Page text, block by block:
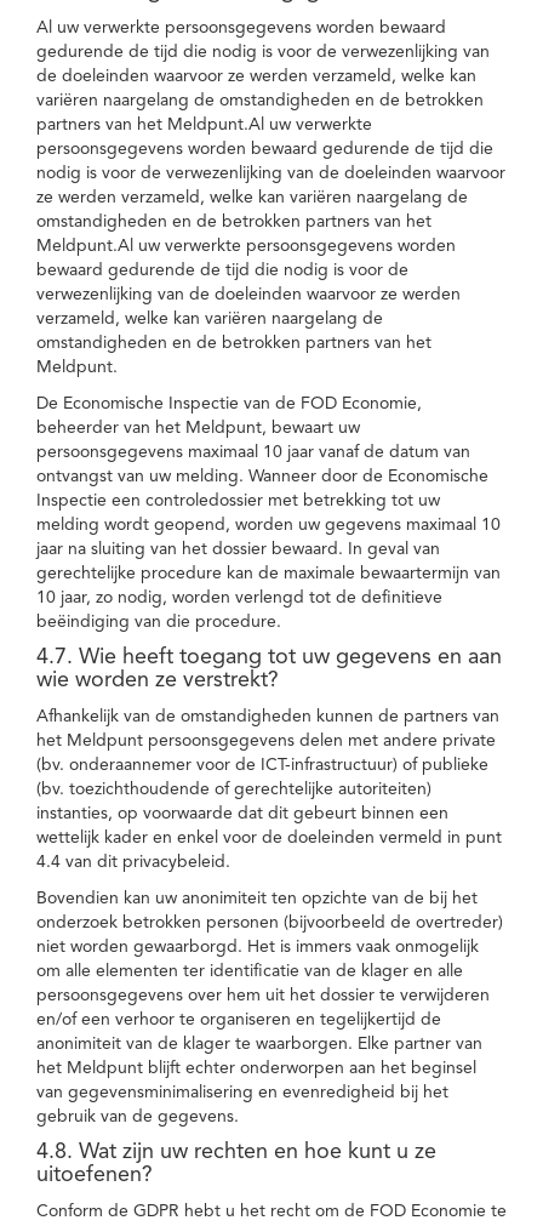
Al uw verwerkte persoonsgegevens worden bewaard
gedurende de tijd die nodig is voor de verwezenlijking van
de doeleinden waarvoor ze werden verzameld, welke kan
variëren naargelang de omstandigheden en de betrokken
partners van het Meldpunt.Al uw verwerkte
persoonsgegevens worden bewaard gedurende de tijd die
nodig is voor de verwezenlijking van de doeleinden waarvoor
ze werden verzameld, welke kan variëren naargelang de
omstandigheden en de betrokken partners van het
Meldpunt.Al uw verwerkte persoonsgegevens worden
bewaard gedurende de tijd die nodig is voor de
verwezenlijking van de doeleinden waarvoor ze werden
verzameld, welke kan variëren naargelang de
omstandigheden en de betrokken partners van het
Meldpunt.
De Economische Inspectie van de FOD Economie,
beheerder van het Meldpunt, bewaart uw
persoonsgegevens maximaal 10 jaar vanaf de datum van
ontvangst van uw melding. Wanneer door de Economische
Inspectie een controledossier met betrekking tot uw
melding wordt geopend, worden uw gegevens maximaal 10
jaar na sluiting van het dossier bewaard. In geval van
gerechtelijke procedure kan de maximale bewaartermijn van
10 jaar, zo nodig, worden verlengd tot de definitieve
beëindiging van die procedure.
4.7. Wie heeft toegang tot uw gegevens en aan
wie worden ze verstrekt?
Afhankelijk van de omstandigheden kunnen de partners van
het Meldpunt persoonsgegevens delen met andere private
(bv. onderaannemer voor de ICT-infrastructuur) of publieke
(bv. toezichthoudende of gerechtelijke autoriteiten)
instanties, op voorwaarde dat dit gebeurt binnen een
wettelijk kader en enkel voor de doeleinden vermeld in punt
4.4 van dit privacybeleid.
Bovendien kan uw anonimiteit ten opzichte van de bij het
onderzoek betrokken personen (bijvoorbeeld de overtreder)
niet worden gewaarborgd. Het is immers vaak onmogelijk
om alle elementen ter identificatie van de klager en alle
persoonsgegevens over hem uit het dossier te verwijderen
en/of een verhoor te organiseren en tegelijkertijd de
anonimiteit van de klager te waarborgen. Elke partner van
het Meldpunt blijft echter onderworpen aan het beginsel
van gegevensminimalisering en evenredigheid bij het
gebruik van de gegevens.
4.8. Wat zijn uw rechten en hoe kunt u ze
uitoefenen?
Conform de GDPR hebt u het recht om de FOD Economie te